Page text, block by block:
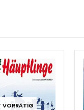
VORRÄTIG